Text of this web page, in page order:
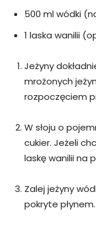
500 ml wódki
1 laska wanilii
Jeżyny
mrożonych
rozpoczęciem
W słoju o
cukier. Jeżeli
laskę wanilii na
Zalej jeżyny
pokryte